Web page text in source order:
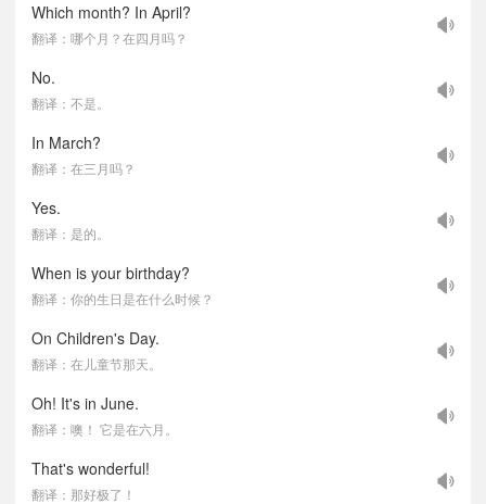
Which month? In April?
翻译：哪个月？在四月吗？
No.
翻译：不是。
In March?
翻译：在三月吗？
Yes.
翻译：是的。
When is your birthday?
翻译：你的生日是在什么时候？
On Children's Day.
翻译：在儿童节那天。
Oh! It's in June.
翻译：噢！ 它是在六月。
That's wonderful!
翻译：那好极了！